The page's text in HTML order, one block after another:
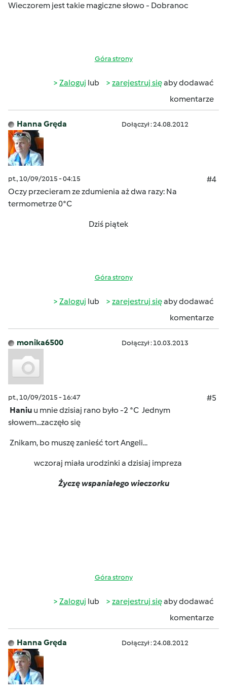
Wieczorem jest takie magiczne słowo - Dobranoc
Góra strony
Zaloguj lub zarejestruj sięaby dodawać
komentarze
Hanna Gręda Dołączył : 24.08.2012
pt., 10/09/2015 - 04:15
#4
Oczy przecieram ze zdumienia aż dwa razy: Na
termometrze 0*C
Dziś piątek
Góra strony
Zaloguj lub zarejestruj sięaby dodawać
komentarze
monika6500 Dołączył : 10.03.2013
pt., 10/09/2015 - 16:47
#5
Haniu u mnie dzisiaj rano było -2 *C Jednym
słowem...zaczęło się
Znikam, bo muszę zanieść tort Angeli...
wczoraj miała urodzinki a dzisiaj impreza
Życzę wspaniałego wieczorku
Góra strony
Zaloguj lub zarejestruj sięaby dodawać
komentarze
Hanna Gręda Dołączył : 24.08.2012